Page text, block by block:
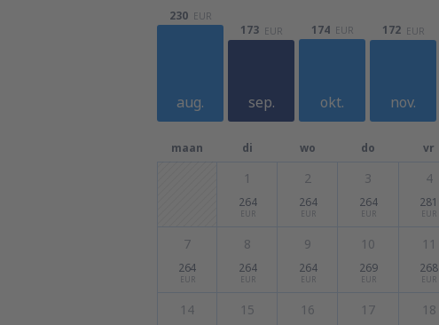
aug.
230 EUR
sep.
173 EUR
okt.
174 EUR
nov.
172 EUR
maan di wo do vr
1
264
EUR
2
264
EUR
3
264
EUR
4
281
EUR
7
264
EUR
8
264
EUR
9
264
EUR
10
269
EUR
11
268
EUR
14 15 16 17 18